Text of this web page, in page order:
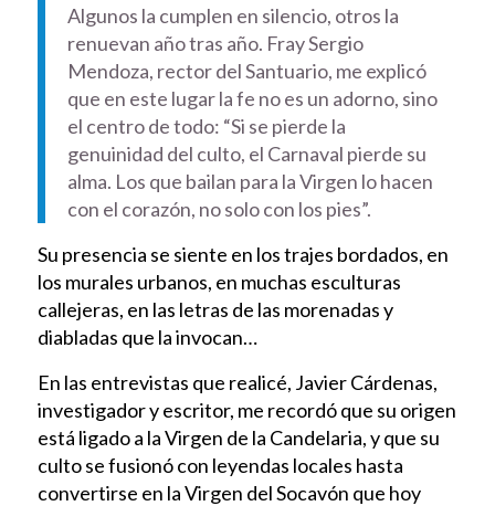
Algunos la cumplen en silencio, otros la
renuevan año tras año. Fray Sergio
Mendoza, rector del Santuario, me explicó
que en este lugar la fe no es un adorno, sino
el centro de todo: “Si se pierde la
genuinidad del culto, el Carnaval pierde su
alma. Los que bailan para la Virgen lo hacen
con el corazón, no solo con los pies”.
Su presencia se siente en los trajes bordados, en
los murales urbanos, en muchas esculturas
callejeras, en las letras de las morenadas y
diabladas que la invocan…
En las entrevistas que realicé, Javier Cárdenas,
investigador y escritor, me recordó que su origen
está ligado a la Virgen de la Candelaria, y que su
culto se fusionó con leyendas locales hasta
convertirse en la Virgen del Socavón que hoy